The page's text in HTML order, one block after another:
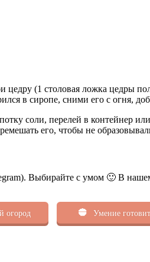
(1 столовая ложка цедры
в сиропе, сними его с огня,
соли, перелей в контейнер
его, чтобы не
Выбирайте с умом 🙂 В
огород Умение